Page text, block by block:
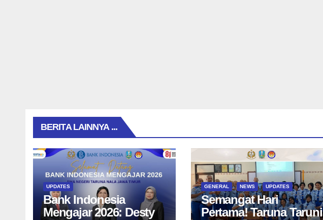
BERITA LAINNYA ...
UPDATES
Bank Indonesia
Mengajar 2026: Desty
GENERAL NEWS UPDATES
Semangat Hari
Pertama! Taruna Taruni